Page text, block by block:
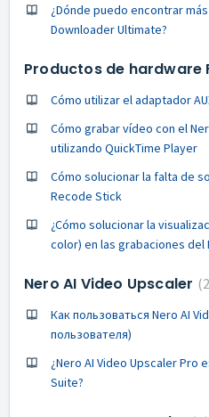
¿Dónde puedo encontrar
Downloader Ultimate?
Productos de hardware
Cómo utilizar el adaptador
Cómo grabar vídeo con el
utilizando QuickTime Player
Cómo solucionar la falta de
Recode Stick
¿Cómo solucionar la
color) en las grabaciones del
Nero AI Video Upscaler 2
Как пользоваться Nero AI
пользователя)
¿Nero AI Video Upscaler Pro
Suite?